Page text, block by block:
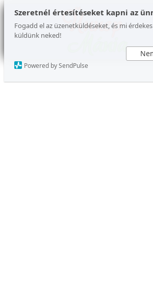
Szeretnél értesítéseket kapni az
Fogadd el az üzenetküldéseket, és mi
küldünk neked!
Powered by SendPulse
Ugrás
tartalomhoz